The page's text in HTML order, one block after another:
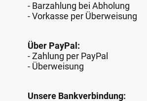
- Barzahlung bei Abholung
- Vorkasse per Überweisung
Über PayPal:
- Zahlung per PayPal
- Überweisung
Unsere Bankverbindung: